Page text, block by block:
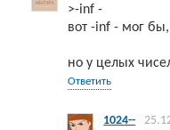
>-inf -
вот -inf - мог
но у целых
Ответить
1024--